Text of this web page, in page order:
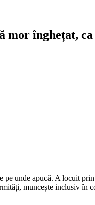
mor înghețat, ca
unde apucă. A locuit
muncește inclusiv în